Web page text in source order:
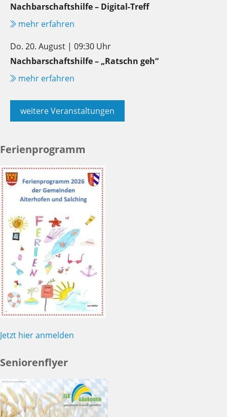
Nachbarschaftshilfe – Digital-Treff
mehr erfahren
Do. 20. August | 09:30 Uhr
Nachbarschaftshilfe – „Ratschn geh“
mehr erfahren
weitere Veranstaltungen
Ferienprogramm
Jetzt hier anmelden
Seniorenflyer